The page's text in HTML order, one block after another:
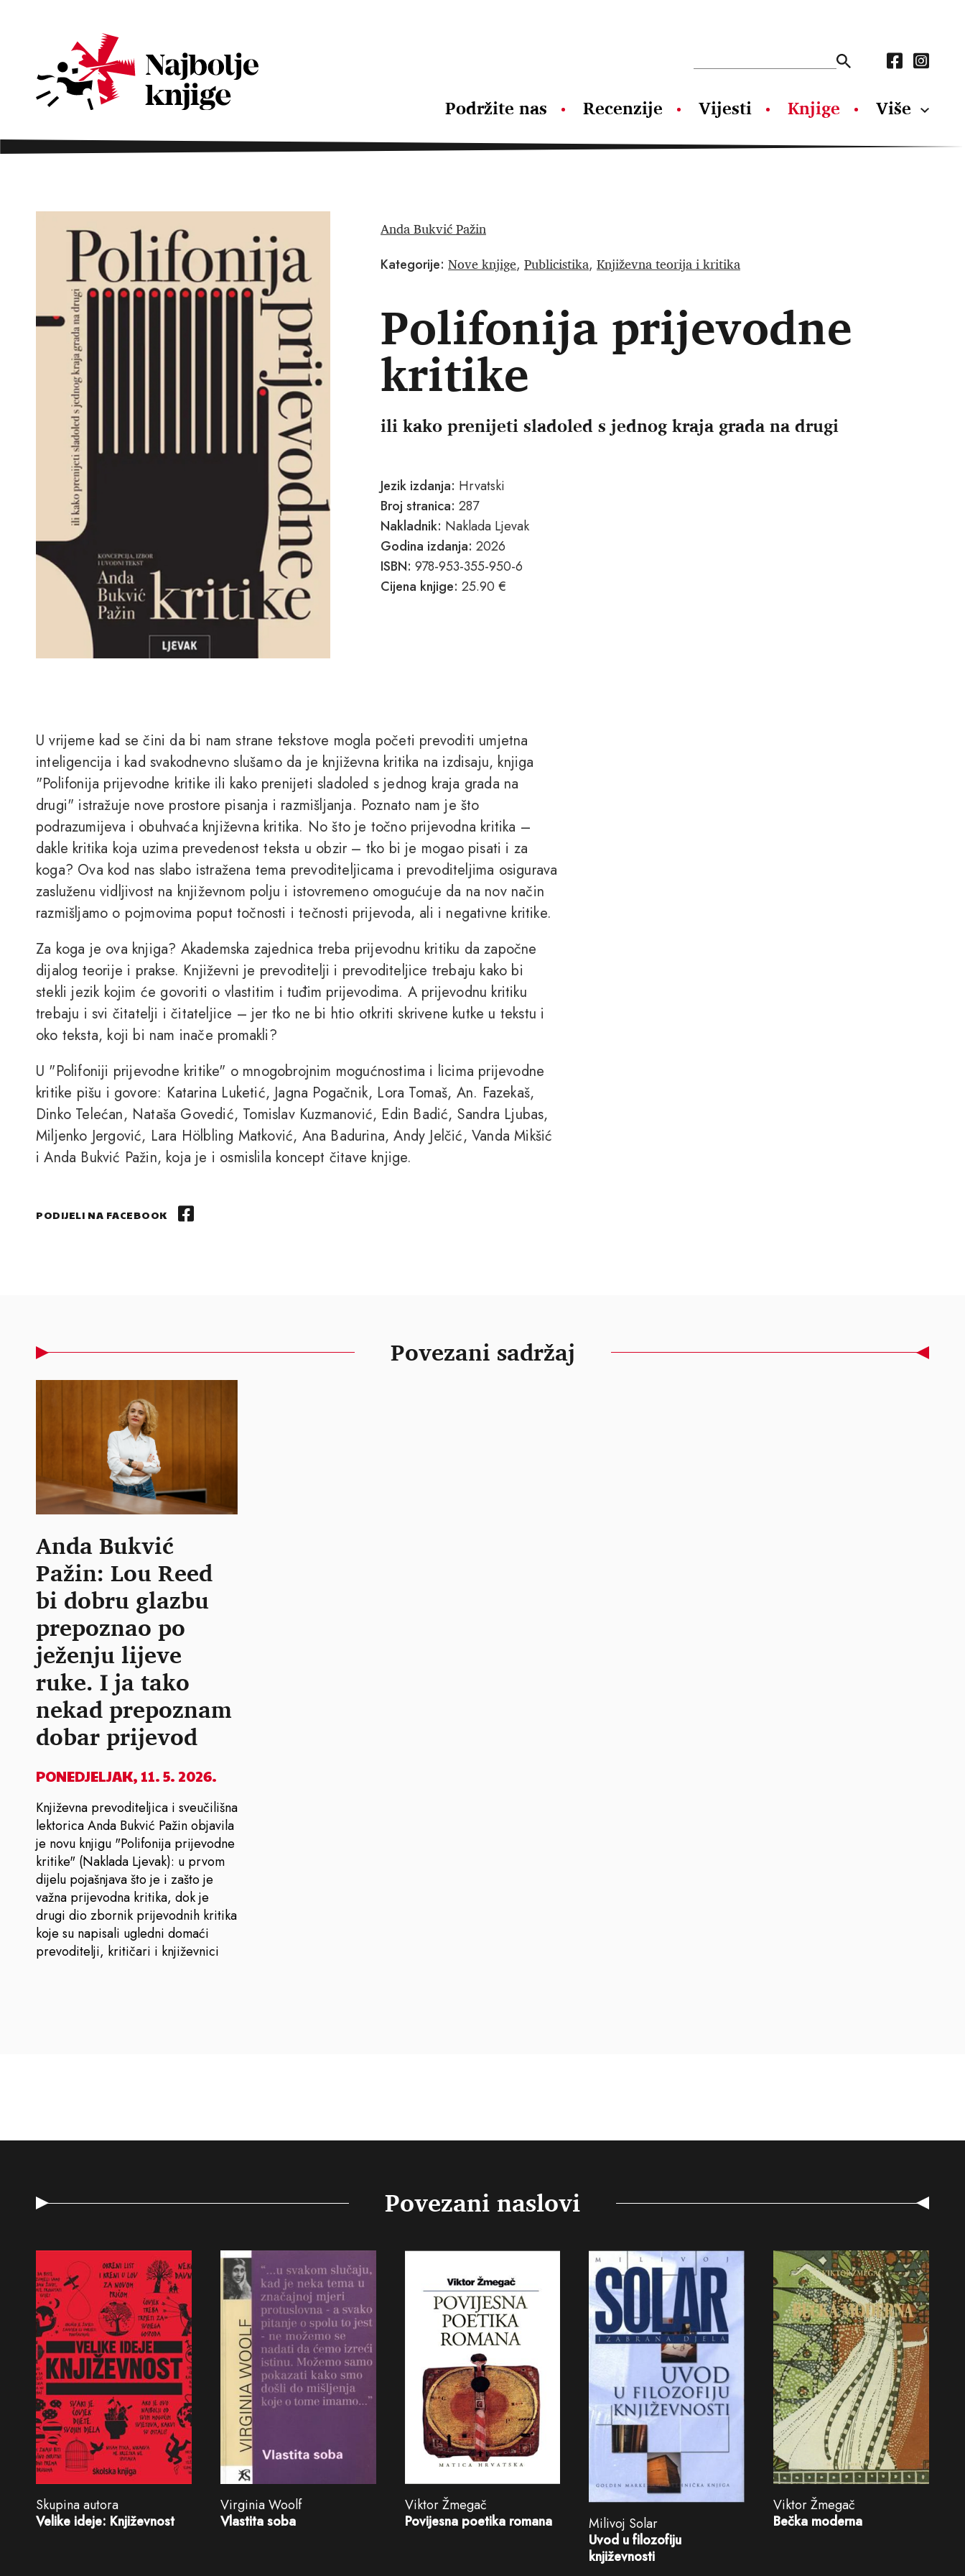
Podržite nas Recenzije Vijesti Knjige Više
Anda Bukvić Pažin
Kategorije: Nove knjige, Publicistika, Književna teorija i kritika
Polifonija prijevodne
kritike
ili kako prenijeti sladoled s jednog kraja grada na drugi
Jezik izdanja: Hrvatski
Broj stranica: 287
Nakladnik: Naklada Ljevak
Godina izdanja: 2026
ISBN: 978-953-355-950-6
Cijena knjige: 25.90 €
U vrijeme kad se čini da bi nam strane tekstove mogla početi prevoditi umjetna
inteligencija i kad svakodnevno slušamo da je književna kritika na izdisaju, knjiga
"Polifonija prijevodne kritike ili kako prenijeti sladoled s jednog kraja grada na
drugi" istražuje nove prostore pisanja i razmišljanja. Poznato nam je što
podrazumijeva i obuhvaća književna kritika. No što je točno prijevodna kritika –
dakle kritika koja uzima prevedenost teksta u obzir – tko bi je mogao pisati i za
koga? Ova kod nas slabo istražena tema prevoditeljicama i prevoditeljima osigurava
zasluženu vidljivost na književnom polju i istovremeno omogućuje da na nov način
razmišljamo o pojmovima poput točnosti i tečnosti prijevoda, ali i negativne kritike.
Za koga je ova knjiga? Akademska zajednica treba prijevodnu kritiku da započne
dijalog teorije i prakse. Književni je prevoditelji i prevoditeljice trebaju kako bi
stekli jezik kojim će govoriti o vlastitim i tuđim prijevodima. A prijevodnu kritiku
trebaju i svi čitatelji i čitateljice – jer tko ne bi htio otkriti skrivene kutke u tekstu i
oko teksta, koji bi nam inače promakli?
U "Polifoniji prijevodne kritike" o mnogobrojnim mogućnostima i licima prijevodne
kritike pišu i govore: Katarina Luketić, Jagna Pogačnik, Lora Tomaš, An. Fazekaš,
Dinko Telećan, Nataša Govedić, Tomislav Kuzmanović, Edin Badić, Sandra Ljubas,
Miljenko Jergović, Lara Hölbling Matković, Ana Badurina, Andy Jelčić, Vanda Mikšić
i Anda Bukvić Pažin, koja je i osmislila koncept čitave knjige.
PODIJELI NA FACEBOOK
Povezani sadržaj
Anda Bukvić
Pažin: Lou Reed
bi dobru glazbu
prepoznao po
ježenju lijeve
ruke. I ja tako
nekad prepoznam
dobar prijevod
PONEDJELJAK, 11. 5. 2026.
Književna prevoditeljica i sveučilišna
lektorica Anda Bukvić Pažin objavila
je novu knjigu "Polifonija prijevodne
kritike" (Naklada Ljevak): u prvom
dijelu pojašnjava što je i zašto je
važna prijevodna kritika, dok je
drugi dio zbornik prijevodnih kritika
koje su napisali ugledni domaći
prevoditelji, kritičari i književnici
Povezani naslovi
Skupina autora
Velike ideje: Književnost
Virginia Woolf
Vlastita soba
Viktor Žmegač
Povijesna poetika romana
Milivoj Solar
Uvod u filozofiju
književnosti
Viktor Žmegač
Bečka moderna